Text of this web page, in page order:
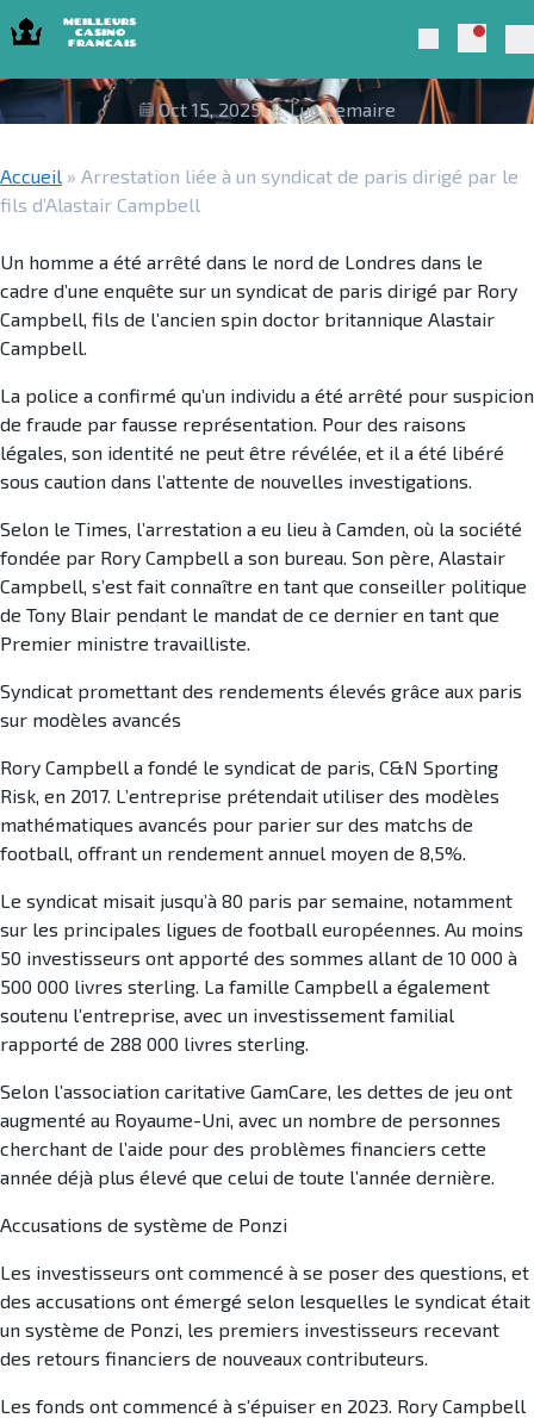
Skip to navigation
Skip to content
Meilleurs Casino Francais 2025
Search
Arrestation liée à un syndicat de paris
dirigé par le fils d’Alastair Campbell
Oct 15, 2025 Luc Lemaire
Accueil » Arrestation liée à un syndicat de paris dirigé par le
fils d’Alastair Campbell
Un homme a été arrêté dans le nord de Londres dans le
cadre d’une enquête sur un syndicat de paris dirigé par Rory
Campbell, fils de l’ancien spin doctor britannique Alastair
Campbell.
La police a confirmé qu’un individu a été arrêté pour suspicion
de fraude par fausse représentation. Pour des raisons
légales, son identité ne peut être révélée, et il a été libéré
sous caution dans l’attente de nouvelles investigations.
Selon le Times, l’arrestation a eu lieu à Camden, où la société
fondée par Rory Campbell a son bureau. Son père, Alastair
Campbell, s’est fait connaître en tant que conseiller politique
de Tony Blair pendant le mandat de ce dernier en tant que
Premier ministre travailliste.
Syndicat promettant des rendements élevés grâce aux paris
sur modèles avancés
Rory Campbell a fondé le syndicat de paris, C&N Sporting
Risk, en 2017. L’entreprise prétendait utiliser des modèles
mathématiques avancés pour parier sur des matchs de
football, offrant un rendement annuel moyen de 8,5%.
Le syndicat misait jusqu’à 80 paris par semaine, notamment
sur les principales ligues de football européennes. Au moins
50 investisseurs ont apporté des sommes allant de 10 000 à
500 000 livres sterling. La famille Campbell a également
soutenu l’entreprise, avec un investissement familial
rapporté de 288 000 livres sterling.
Selon l’association caritative GamCare, les dettes de jeu ont
augmenté au Royaume-Uni, avec un nombre de personnes
cherchant de l’aide pour des problèmes financiers cette
année déjà plus élevé que celui de toute l’année dernière.
Accusations de système de Ponzi
Les investisseurs ont commencé à se poser des questions, et
des accusations ont émergé selon lesquelles le syndicat était
un système de Ponzi, les premiers investisseurs recevant
des retours financiers de nouveaux contributeurs.
Les fonds ont commencé à s’épuiser en 2023. Rory Campbell